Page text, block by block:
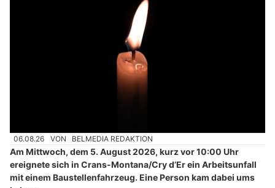
06.08.26 VON BELMEDIA REDAKTION
Am Mittwoch, dem 5. August 2026, kurz vor 10:00 Uhr
ereignete sich in Crans-Montana/Cry d’Er ein Arbeitsunfall
mit einem Baustellenfahrzeug. Eine Person kam dabei ums